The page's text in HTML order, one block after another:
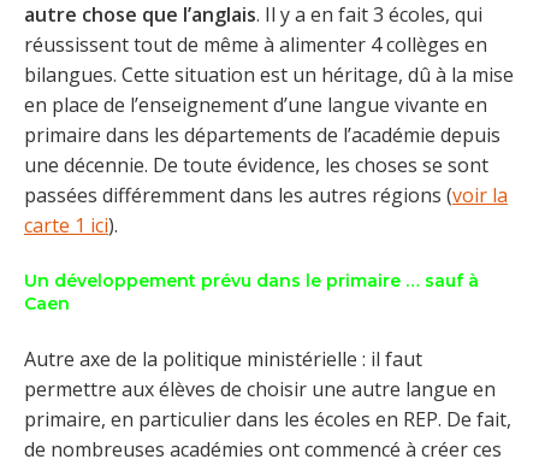
autre chose que l’anglais. Il y a en fait 3 écoles, qui
réussissent tout de même à alimenter 4 collèges en
bilangues. Cette situation est un héritage, dû à la mise
en place de l’enseignement d’une langue vivante en
primaire dans les départements de l’académie depuis
une décennie. De toute évidence, les choses se sont
passées différemment dans les autres régions (voir la
carte 1 ici).
Un développement prévu dans le primaire … sauf à
Caen
Autre axe de la politique ministérielle : il faut
permettre aux élèves de choisir une autre langue en
primaire, en particulier dans les écoles en REP. De fait,
de nombreuses académies ont commencé à créer ces